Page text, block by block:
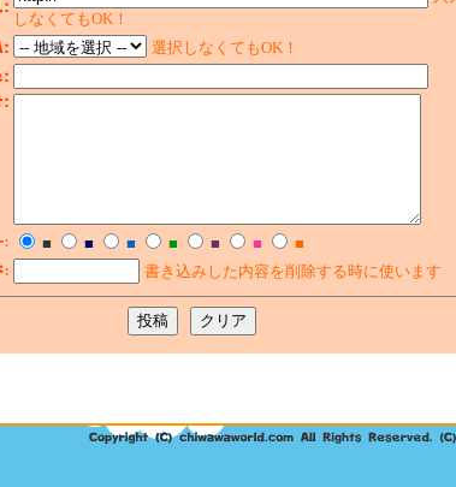
しなくてもOK！
選択しなくてもOK！
■ ■ ■ ■ ■ ■
■
書き込みした内容を削除する時に使います